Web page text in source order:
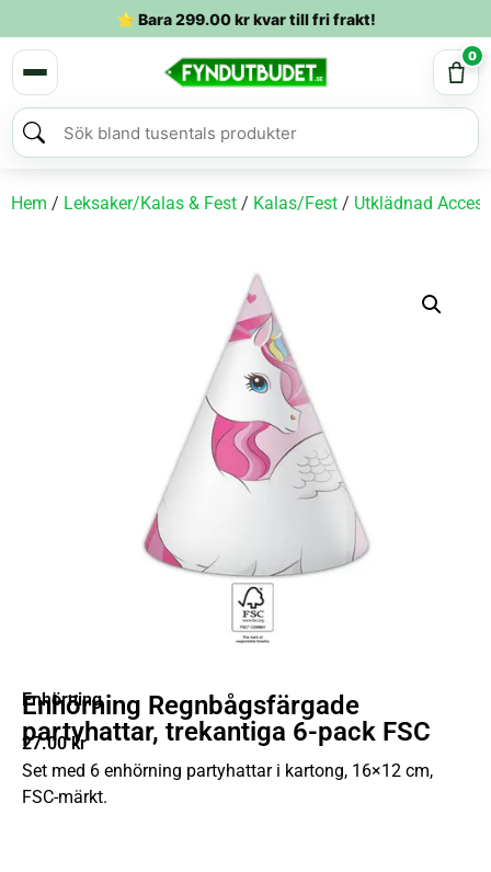
⭐ Bara299.00krkvar till fri frakt!
0
Hem / Leksaker/Kalas & Fest / Kalas/Fest / Utklädnad
Enhörning
Enhörning Regnbågsfärgade
partyhattar, trekantiga 6-pack FSC
27.00kr
Set med 6 enhörning partyhattar i kartong, 16×12 cm,
FSC-märkt.